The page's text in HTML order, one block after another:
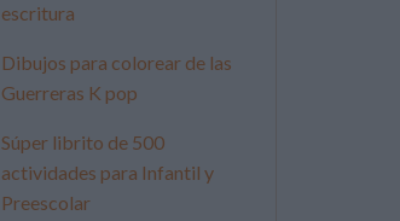
escritura
Dibujos para colorear de las
Guerreras K pop
Súper librito de 500
actividades para Infantil y
Preescolar